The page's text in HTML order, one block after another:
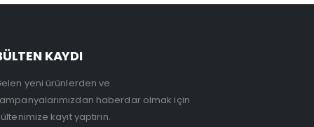
KAYDI
yeni ürünlerden ve
haberdar olmak için
kayıt yaptırın.